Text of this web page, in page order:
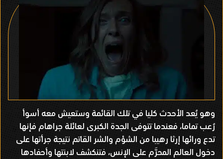
وهو يُعد الأحدث كليا في تلك القائمة وستعيش معه أسوأ
رُعب تماما، فعندما تتوفى الجدة الكبرى لعائلة جراهام فإنها
تدع ورائها إرثا رهيبا من الشؤم والشر القاتم نتيجة جرأتها على
دخول العالم المحرَّم على الإنس، فتنكشف لابنتها وأحفادها